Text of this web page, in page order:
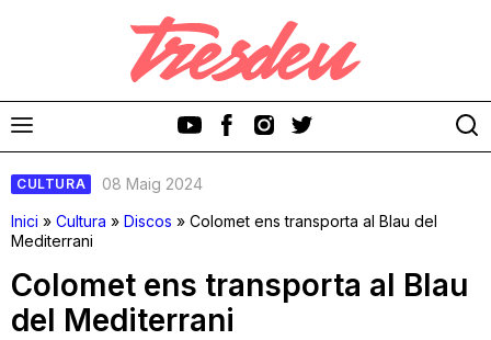
Discos
CULTURA
08 Maig 2024
Inici » Cultura » Discos » Colomet ens transporta al Blau del
Mediterrani
Colomet ens transporta al Blau
del Mediterrani